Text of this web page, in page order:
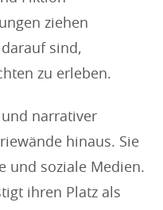
ziehen
sind,
zu erleben.
narrativer
hinaus. Sie
und soziale Medien.
ihren Platz als